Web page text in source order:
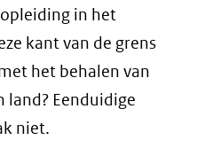
in het
kant van de grens
het behalen van
land? Eenduidige
niet.